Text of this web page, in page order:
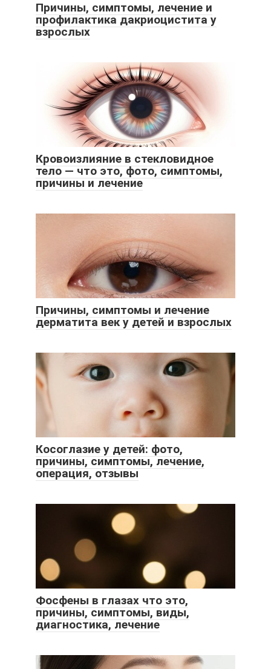
Причины, симптомы, лечение и
профилактика дакриоцистита у
взрослых
Кровоизлияние в стекловидное
тело — что это, фото, симптомы,
причины и лечение
Причины, симптомы и лечение
дерматита век у детей и взрослых
Косоглазие у детей: фото,
причины, симптомы, лечение,
операция, отзывы
Фосфены в глазах что это,
причины, симптомы, виды,
диагностика, лечение